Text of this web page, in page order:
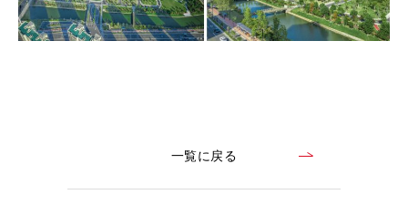
コンプライアンスポリシー プライバシーポリシー ご利用規約
一覧に戻る